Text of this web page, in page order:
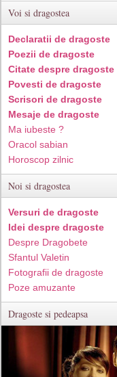
Voi si dragostea
Declaratii de dragoste
Poezii de dragoste
Citate despre dragoste
Povesti de dragoste
Scrisori de dragoste
Mesaje de dragoste
Ma iubeste ?
Oracol sabian
Horoscop zilnic
Noi si dragostea
Versuri de dragoste
Idei despre dragoste
Despre Dragobete
Sfantul Valetin
Fotografii de dragoste
Poze amuzante
Dragoste si pedeapsa